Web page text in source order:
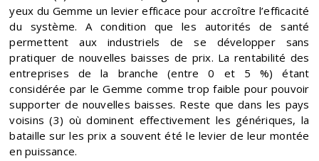
yeux du Gemme un levier efficace pour accroître l’efficacité
du système. A condition que les autorités de santé
permettent aux industriels de se développer sans
pratiquer de nouvelles baisses de prix. La rentabilité des
entreprises de la branche (entre 0 et 5 %) étant
considérée par le Gemme comme trop faible pour pouvoir
supporter de nouvelles baisses. Reste que dans les pays
voisins (3) où dominent effectivement les génériques, la
bataille sur les prix a souvent été le levier de leur montée
en puissance.